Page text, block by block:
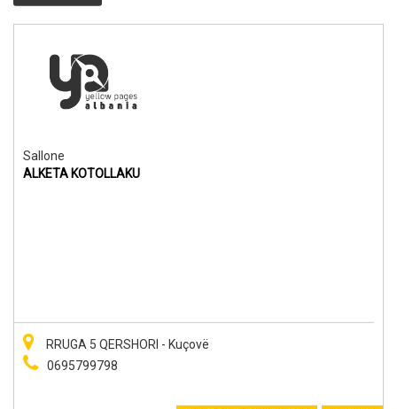
Sallone
ALKETA KOTOLLAKU
RRUGA 5 QERSHORI - Kuçovë
0695799798